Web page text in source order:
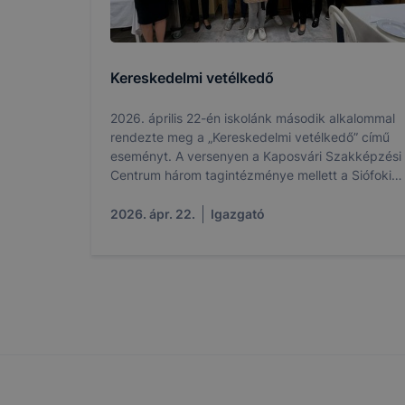
Kereskedelmi vetélkedő
2026. április 22-én iskolánk második alkalommal
rendezte meg a „Kereskedelmi vetélkedő” című
eseményt. A versenyen a Kaposvári Szakképzési
Centrum három tagintézménye mellett a Siófoki
képviseltette magát, így összesen kilenc, 9.
2026. ápr. 22. Igazgató
cookie-
a
mivel a
lesznek
tervezettől